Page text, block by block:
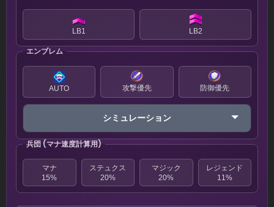
LB1 LB2
エンブレム
AUTO 攻撃優先 防御優先
シミュレーション
兵団 (マナ速度計算用)
マナ
15%
ステュクス
20%
マジック
20%
レジェンド
11%